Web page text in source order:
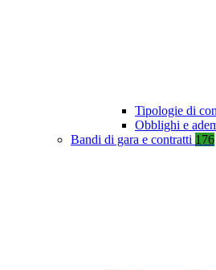
Tipologie di
Obblighi e
Bandi di gara e contratti 176